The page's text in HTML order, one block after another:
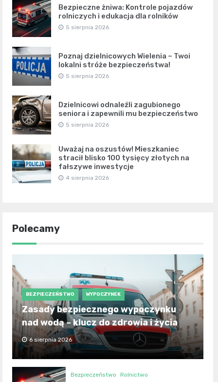
Bezpieczne żniwa: Kontrole pojazdów
rolniczych i edukacja dla rolników
5 sierpnia 2026
Poznaj dzielnicowych Wielenia – Twoi
lokalni stróże bezpieczeństwa!
5 sierpnia 2026
Dzielnicowi odnaleźli zagubionego
seniora i zapewnili mu bezpieczeństwo
5 sierpnia 2026
Uważaj na oszustów! Mieszkaniec
stracił blisko 100 tysięcy złotych na
fałszywe inwestycje
4 sierpnia 2026
Polecamy
BEZPIECZEŃSTWO WYPOCZYNEK
Zasady bezpiecznego wypoczynku
nad wodą – klucz do zdrowia i życia
6 sierpnia 2026
Bezpieczeństwo Rolnictwo